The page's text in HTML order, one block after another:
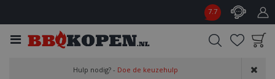
7.7
aan wensenlijst
Hulp nodig? - Doe de keuzehulp